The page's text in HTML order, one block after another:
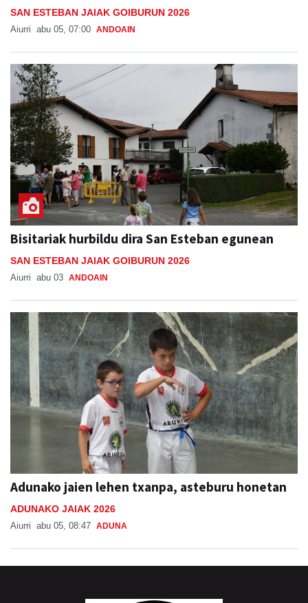
SAN ESTEBAN JAIAK GOIBURUN 2026
Aiurri abu 05, 07:00 ANDOAIN
Bisitariak hurbildu dira San Esteban egunean
SAN ESTEBAN JAIAK GOIBURUN 2026
Aiurri abu 03 ANDOAIN
Adunako jaien lehen txanpa, asteburu honetan
ADUNAKO JAIAK 2026
Aiurri abu 05, 08:47 ADUNA